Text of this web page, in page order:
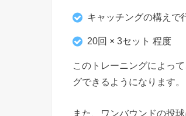
キャッチングの構えで
20回 × 3セット 程度
このトレーニングによっ
グできるようになります。
また、ワンバウンドの投球